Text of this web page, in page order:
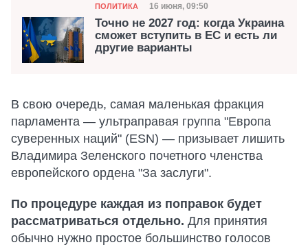
Категория
ПОЛИТИКА Дата публикации
16 июня, 09:50
Точно не 2027 год: когда Украина
сможет вступить в ЕС и есть ли
другие варианты
В свою очередь, самая маленькая фракция
парламента — ультраправая группа "Европа
суверенных наций" (ESN) — призывает лишить
Владимира Зеленского почетного членства
европейского ордена "За заслуги".
По процедуре каждая из поправок будет
рассматриваться отдельно. Для принятия
обычно нужно простое большинство голосов